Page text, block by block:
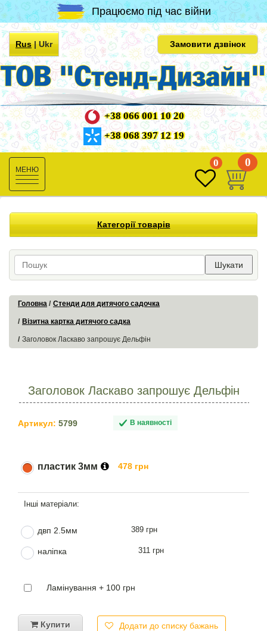
Працюємо під час війни
Rus|Ukr Замовити дзвінок
+38 066 001 10 20
+38 068 397 12 19
Toggle
navigation
0 0
Категорії товарів
Шукати
Головна Стенди для дитячого садочка
Візитна картка дитячого садка
Заголовок Ласкаво запрошує Дельфін
Заголовок Ласкаво запрошує Дельфін
Артикул: 5799 В наявності
пластик 3мм 478 грн
двп 2.5мм 389 грн
наліпка 311 грн
Ламінування + 100 грн
Купити Додати до списку бажань